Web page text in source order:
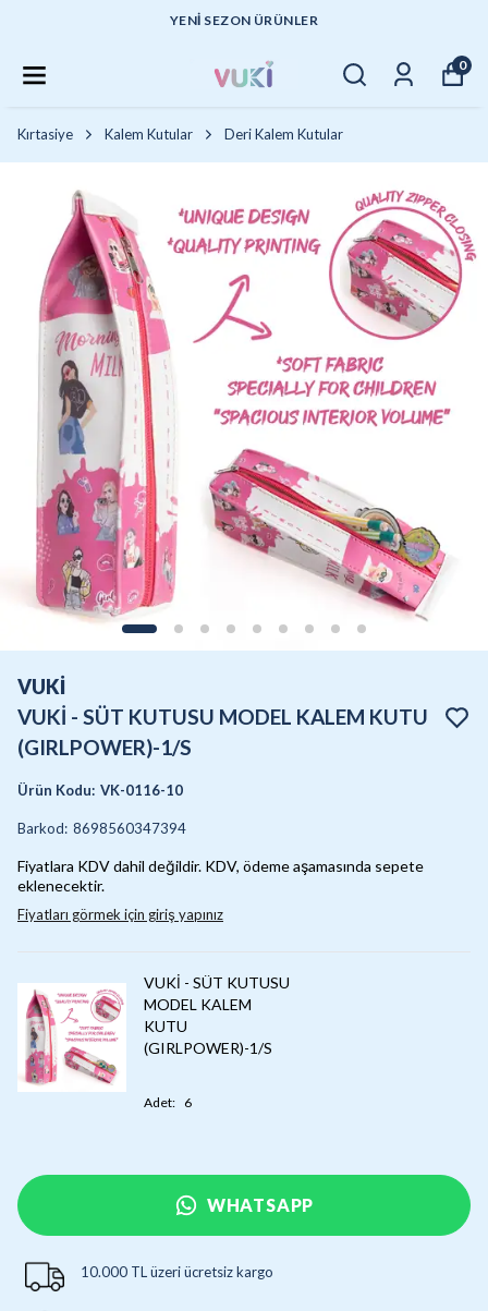
YENI SEZON ÜRÜNLER
0
Kırtasiye Kalem Kutular Deri Kalem Kutular
VUKİ
VUKİ - SÜT KUTUSU MODEL KALEM KUTU
(GIRLPOWER)-1/S
Ürün Kodu: VK-0116-10
Barkod: 8698560347394
Fiyatlara KDV dahil değildir. KDV, ödeme aşamasında sepete
eklenecektir.
Fiyatları görmek için giriş yapınız
VUKİ - SÜT KUTUSU
MODEL KALEM
KUTU
(GIRLPOWER)-1/S
Adet: 6
WHATSAPP
10.000 TL üzeri ücretsiz kargo